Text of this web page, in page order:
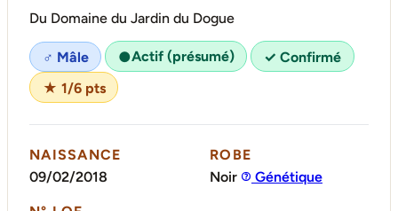
Du Domaine du Jardin du Dogue
♂ Mâle ●Actif (présumé)
✓ Confirmé
★ 1/6 pts
NAISSANCE
09/02/2018
ROBE
Noir
Génétique